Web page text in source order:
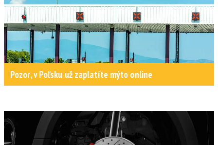
Pozor, v Poľsku už zaplatíte mýto online